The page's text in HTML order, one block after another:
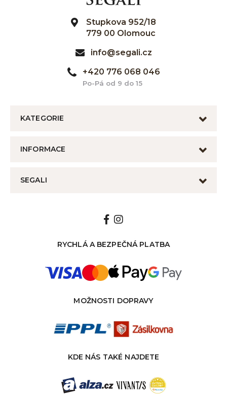
Stupkova 952/18
779 00 Olomouc
info@segali.cz
+420 776 068 046
Po-Pá od 9 do 15
KATEGORIE
INFORMACE
SEGALI
RYCHLÁ A BEZPEČNÁ PLATBA
MOŽNOSTI DOPRAVY
KDE NÁS TAKÉ NAJDETE